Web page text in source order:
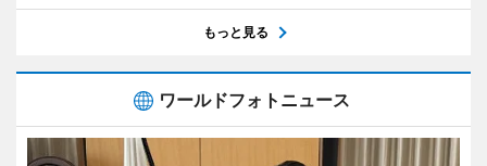
もっと見る
ワールドフォトニュース